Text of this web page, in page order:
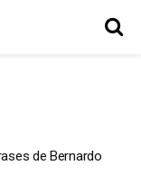
de Bernardo